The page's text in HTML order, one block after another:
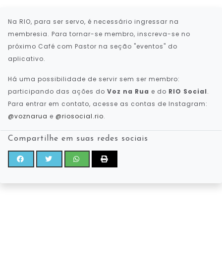
Na RIO, para ser servo, é necessário ingressar na
membresia. Para tornar-se membro, inscreva-se no
próximo Café com Pastor na seção "eventos" do
aplicativo.
Há uma possibilidade de servir sem ser membro:
participando das ações do Voz na Rua e do RIO Social.
Para entrar em contato, acesse as contas de Instagram:
@voznarua e @riosocial.rio.
Compartilhe em suas redes sociais